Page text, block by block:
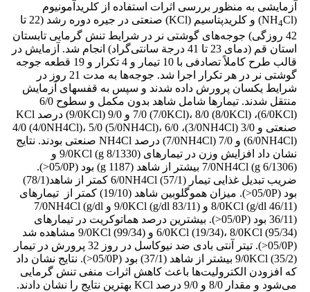
آزمایشی به منظور بررسی اثرات استفاده از کلریدآمونیوم
(NH
4
Cl) و کلریدپتاسیم (KCl) صنعتی در جیره دوره رشد (22 تا
42 روزگی) جوجه‌های گوشتی نر در شرایط تنش گرمایی تابستان
استان قم (دمای 23 تا 41 درجة سانتی‌گراد) انجام شد. آزمایش در
قالب طرح کاملاً تصادفی با 10 تیمار و 4 تکرار و 19 قطعه جوجه
گوشتی نر در هر تکرار اجرا شد. جوجه‌ها به مدت 21 روز در
شرایط یکسان پرورش داده شدند و سپس به قفس­های آزمایش
منتقل شدند. تیمارها شامل شاهد بدون مکمل و سطوح 6/0
(6/0KCl)، 7/0 (7/0KCl)، 8/0 (8/0KCl) و 9/0 (9/0KCl) درصد KCl
صنعتی و 3/0 (3/0NH4Cl)، 4/0 (4/0NH4Cl)، 5/0 (5/0NH4Cl)، 6/0
(6/0NH4Cl) و 7/0 (7/0NH4Cl) درصد NH4Cl صنعتی بودند. نتایج
نشان داد افزایش وزن در تیمارهای 9/0KCl (g 8/1330) و
7/0NH4Cl (g 6/1306) بیشتر از شاهد (g 1187) بود (05/0P<).
ضریب تبدیل غذایی تیمار 6/0NH4Cl (57/1) کمتر از شاهد(78/1)
بود (05/0P<). میزان هموگلوبین شاهد (19/10) کمتر از تیمارهای
8/0KCl (g/dl 46/11) و 9/0KCl (g/dl 83/11) و 7/0NH4Cl (g/dl
36/11) بود (05/0P<). بیشترین درصد هماتوکریت در تیمارهای
6/0KCl (19/34)، 8/0KCl (95/34) و 9/0KCl (99/34) مشاهده شد
(05/0P<). تیتر آنتی بادی ضد نیوکاسل در روز 32 پرورش در تیمار
9/0KCl (35/2) بیشتر از شاهد (37/1) بود (05/0P<). نتایج نشان داد
که افزودن الکترولیت‌ها باعث کاهش اثرات منفی تنش گرمایی
می‌شود و مقدار 8/0 و 9/0 درصد KCl بهترین نتایج را نشان دادند.